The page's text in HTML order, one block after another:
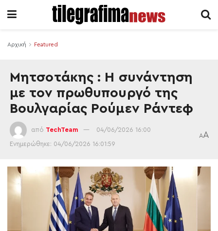
Αρχική Featured
Μητσοτάκης : Η συνάντηση
με τον πρωθυπουργό της
Βουλγαρίας Ρούμεν Ράντεφ
από TechTeam 04/06/2026 16:00
Ενημερώθηκε: 04/06/2026 16:01:59
AA